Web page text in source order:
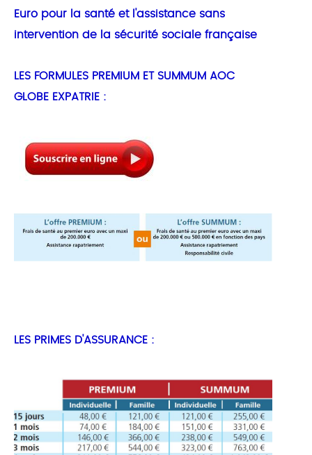
Euro pour la santé et l'assistance sans
intervention de la sécurité sociale française
LES FORMULES PREMIUM ET SUMMUM AOC
GLOBE EXPATRIE :
LES PRIMES D'ASSURANCE :